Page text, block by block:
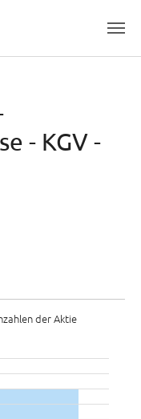
- KGV -
der Aktie